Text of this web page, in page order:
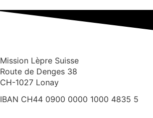
Mission Lèpre Suisse
Route de Denges 38
CH-1027 Lonay
IBAN CH44 0900 0000 1000 4835 5